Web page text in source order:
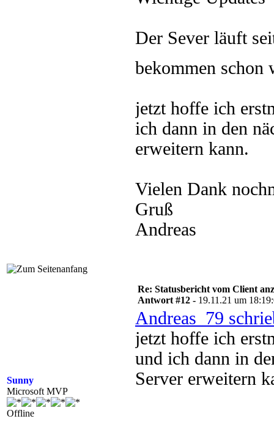
Der Sever läuft
bekommen schon
jetzt hoffe ich
ich dann in den
erweitern kann.
Vielen Dank
Gruß
Andreas
Sunny
Microsoft MVP
Offline
Re: Statusbericht vom Client
Antwort #12 - 19.11.21 um
Andreas_79
jetzt hoffe ich
und ich dann in
Server erweitern